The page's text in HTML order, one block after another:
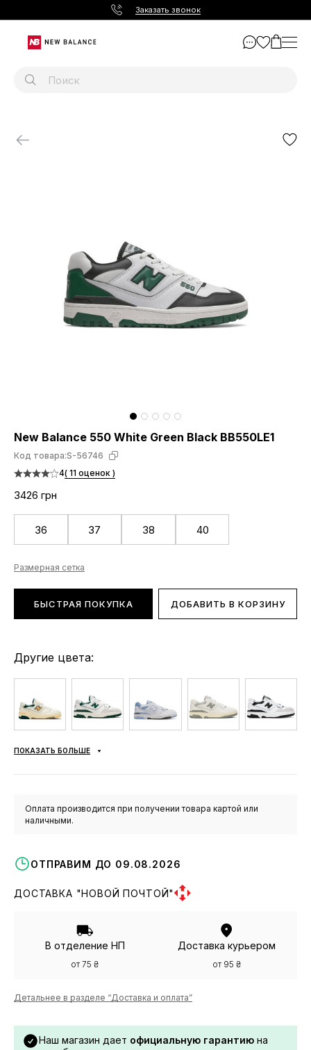
Заказать звонок
New Balance 550 White Green Black BB550LE1
Код товара:S-56746
4( 11 оценок )
3426 грн
36 37 38 40
Размерная сетка
БЫСТРАЯ ПОКУПКА ДОБАВИТЬ В КОРЗИНУ
Другие цвета:
ПОКАЗАТЬ БОЛЬШЕ
Оплата производится при получении товара картой или
наличными.
ОТПРАВИМ ДО 09.08.2026
ДОСТАВКА "НОВОЙ ПОЧТОЙ"
В отделение НП
от 75 ₴
Доставка курьером
от 95 ₴
Детальнее в разделе “Доставка и оплата”
Наш магазин дает официальную гарантию на